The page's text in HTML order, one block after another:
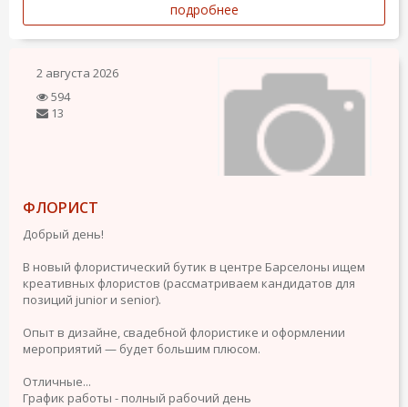
подробнее
2 августа 2026
594
13
ФЛОРИСТ
Добрый день!
В новый флористический бутик в центре Барселоны ищем
креативных флористов (рассматриваем кандидатов для
позиций junior и senior).
Опыт в дизайне, свадебной флористике и оформлении
мероприятий — будет большим плюсом.
Отличные...
График работы - полный рабочий день